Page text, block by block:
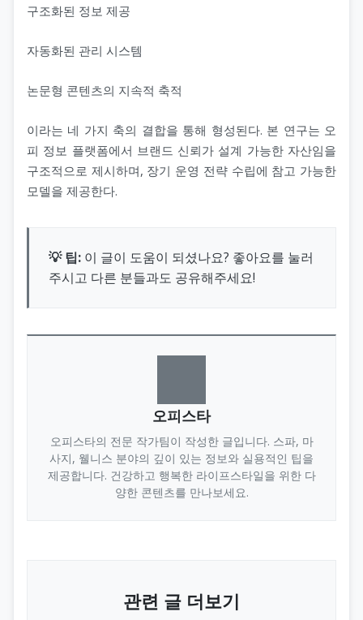
구조화된 정보 제공
자동화된 관리 시스템
논문형 콘텐츠의 지속적 축적
이라는 네 가지 축의 결합을 통해 형성된다. 본 연구는 오
피 정보 플랫폼에서 브랜드 신뢰가 설계 가능한 자산임을
구조적으로 제시하며, 장기 운영 전략 수립에 참고 가능한
모델을 제공한다.
💡 팁: 이 글이 도움이 되셨나요? 좋아요를 눌러
주시고 다른 분들과도 공유해주세요!
오피스타
오피스타의 전문 작가팀이 작성한 글입니다. 스파, 마
사지, 웰니스 분야의 깊이 있는 정보와 실용적인 팁을
제공합니다. 건강하고 행복한 라이프스타일을 위한 다
양한 콘텐츠를 만나보세요.
관련 글 더보기